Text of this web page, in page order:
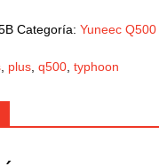
Categoría: Yuneec
plus q500 typhoon